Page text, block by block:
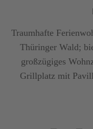
Traumhafte
Thüringer Wald;
großzügiges
Grillplatz mit